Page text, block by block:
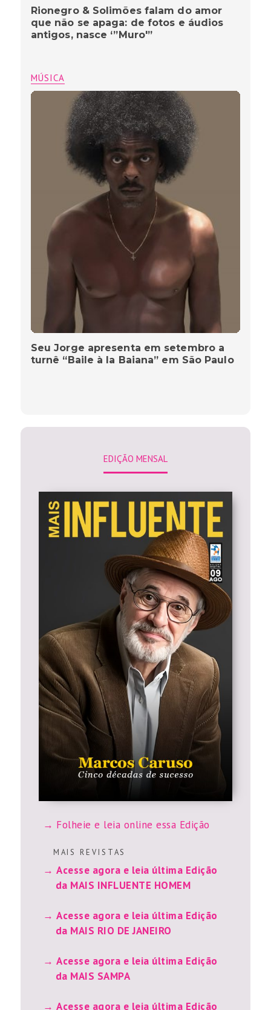
Rionegro & Solimões falam do amor
que não se apaga: de fotos e áudios
antigos, nasce ‘”Muro'”
MÚSICA
Seu Jorge apresenta em setembro a
turnê “Baile à la Baiana” em São Paulo
EDIÇÃO MENSAL
Folheie e leia online essa Edição
M A I S R E V I S T A S
Acesse agora e leia última Edição
da MAIS INFLUENTE HOMEM
Acesse agora e leia última Edição
da MAIS RIO DE JANEIRO
Acesse agora e leia última Edição
da MAIS SAMPA
Acesse agora e leia última Edição